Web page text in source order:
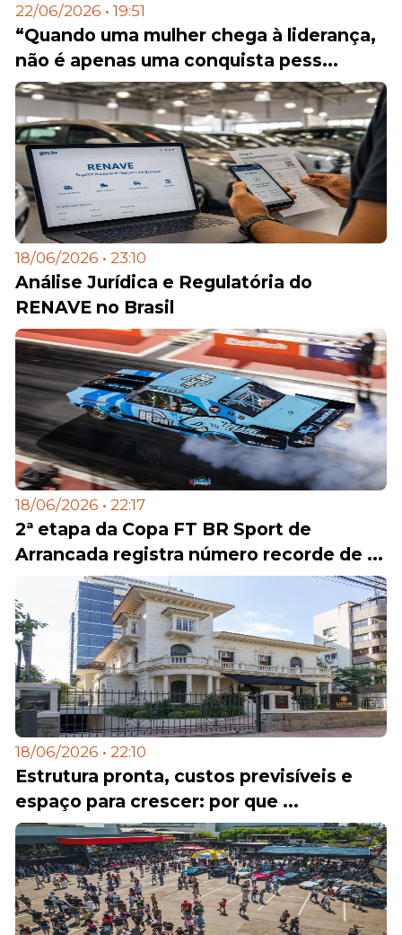
22/06/2026 • 19:51
“Quando uma mulher chega à liderança,
não é apenas uma conquista pess...
18/06/2026 • 23:10
Análise Jurídica e Regulatória do
RENAVE no Brasil
18/06/2026 • 22:17
2ª etapa da Copa FT BR Sport de
Arrancada registra número recorde de ...
18/06/2026 • 22:10
Estrutura pronta, custos previsíveis e
espaço para crescer: por que ...